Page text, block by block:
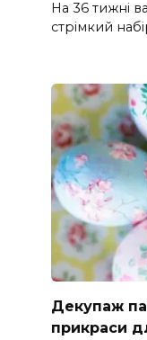
На 36 тижні
стрімкий
Декупаж
прикраси